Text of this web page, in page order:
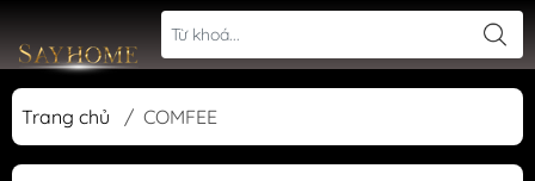
Trang chủ / COMFEE